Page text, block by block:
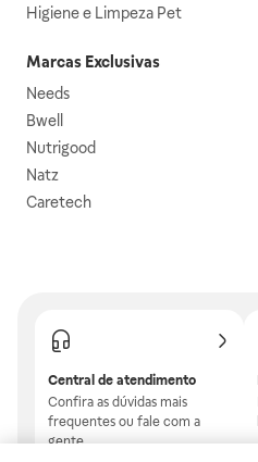
Higiene e Limpeza Pet
Marcas Exclusivas
Needs
Bwell
Nutrigood
Natz
Caretech
Central de atendimento
Confira as dúvidas mais
frequentes ou fale com a
gente.